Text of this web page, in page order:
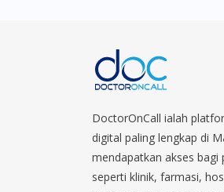
DoctorOnCall ialah
digital paling lengkap di
mendapatkan akses bagi
seperti klinik, farmasi,